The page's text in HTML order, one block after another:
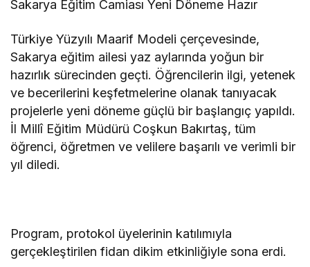
Sakarya Eğitim Camiası Yeni Döneme Hazır
Türkiye Yüzyılı Maarif Modeli çerçevesinde,
Sakarya eğitim ailesi yaz aylarında yoğun bir
hazırlık sürecinden geçti. Öğrencilerin ilgi, yetenek
ve becerilerini keşfetmelerine olanak tanıyacak
projelerle yeni döneme güçlü bir başlangıç yapıldı.
İl Millî Eğitim Müdürü Coşkun Bakırtaş, tüm
öğrenci, öğretmen ve velilere başarılı ve verimli bir
yıl diledi.
Program, protokol üyelerinin katılımıyla
gerçekleştirilen fidan dikim etkinliğiyle sona erdi.